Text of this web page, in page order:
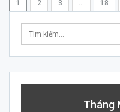
1 2 3 … 18
Tháng